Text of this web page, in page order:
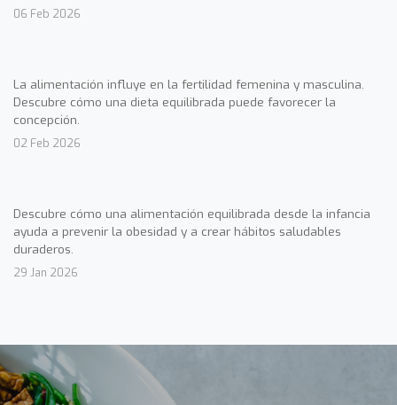
06 Feb 2026
La alimentación influye en la fertilidad femenina y masculina.
Descubre cómo una dieta equilibrada puede favorecer la
concepción.
02 Feb 2026
Descubre cómo una alimentación equilibrada desde la infancia
ayuda a prevenir la obesidad y a crear hábitos saludables
duraderos.
29 Jan 2026